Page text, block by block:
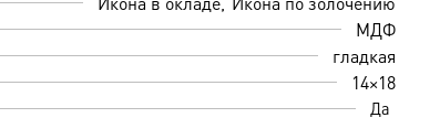
МДФ
гладкая
14×18
Да